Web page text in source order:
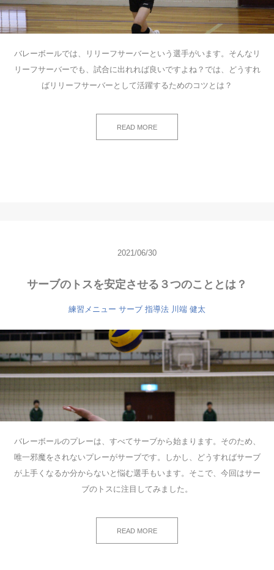
バレーボールでは、リリーフサーバーという選手がいます。そんなリ
リーフサーバーでも、試合に出れれば良いですよね？では、どうすれ
ばリリーフサーバーとして活躍するためのコツとは？
READ MORE
2021/06/30
サーブのトスを安定させる３つのこととは？
練習メニュー サーブ 指導法 川端 健太
バレーボールのプレーは、すべてサーブから始まります。そのため、
唯一邪魔をされないプレーがサーブです。しかし、どうすればサーブ
が上手くなるか分からないと悩む選手もいます。そこで、今回はサー
ブのトスに注目してみました。
READ MORE